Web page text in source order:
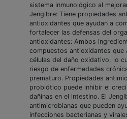
sistema inmunológico al
Jengibre: Tiene propiedades
antioxidantes que ayudan a
fortalecer las defensas del
antioxidantes: Ambos
compuestos antioxidantes que
células del daño oxidativo, lo
riesgo de enfermedades
prematuro. Propiedades
probiótico puede inhibir el
dañinas en el intestino. El
antimicrobianas que pueden
infecciones bacterianas y